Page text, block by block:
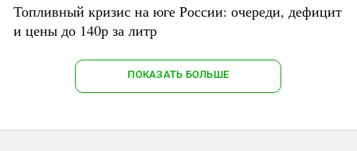
Топливный кризис на юге России: очереди, дефицит
и цены до 140р за литр
ПОКАЗАТЬ БОЛЬШЕ